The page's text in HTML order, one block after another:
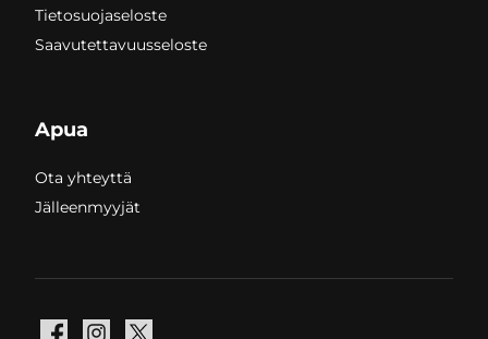
Tietosuojaseloste
Saavutettavuusseloste
Apua
Ota yhteyttä
Jälleenmyyjät